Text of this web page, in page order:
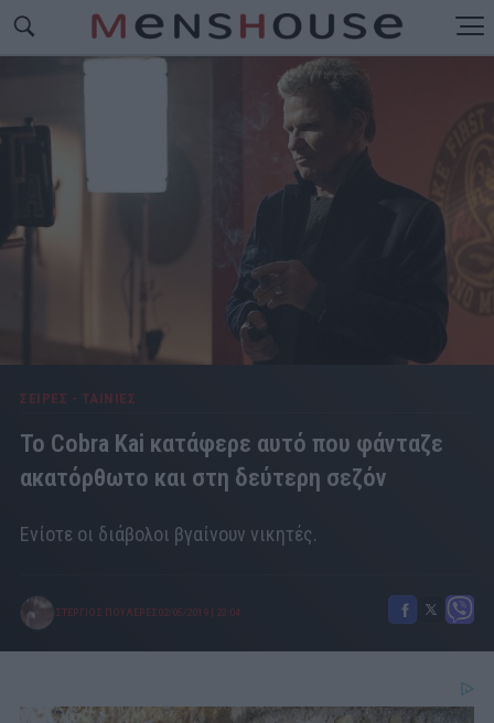
ΣΕΙΡΕΣ - ΤΑΙΝΙΕΣ
Το Cobra Kai κατάφερε αυτό που φάνταζε
ακατόρθωτο και στη δεύτερη σεζόν
Ενίοτε οι διάβολοι βγαίνουν νικητές.
ΣΤΕΡΓΙΟΣ ΠΟΥΛΕΡΕΣ 02/05/2019 23:04